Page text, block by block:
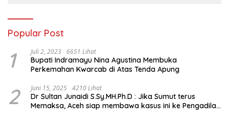
Popular Post
1 Juli 2, 2023 6651 Lihat
Bupati Indramayu Nina Agustina Membuka
Perkemahan Kwarcab di Atas Tenda Apung
2 Juni 15, 2025 4210 Lihat
Dr Sultan Junaidi S.Sy.MH.Ph.D : Jika Sumut terus
Memaksa, Aceh siap membawa kasus ini ke Pengadilan